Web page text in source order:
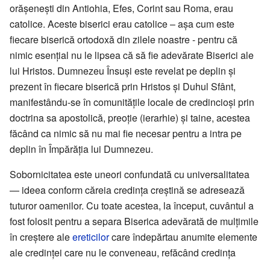
orășenești din Antiohia, Efes, Corint sau Roma, erau
catolice. Aceste biserici erau catolice – așa cum este
fiecare biserică ortodoxă din zilele noastre - pentru că
nimic esențial nu le lipsea că să fie adevărate Biserici ale
lui Hristos. Dumnezeu Însuși este revelat pe deplin și
prezent în fiecare biserică prin Hristos și Duhul Sfânt,
manifestându-se în comunitățile locale de credincioși prin
doctrina sa apostolică, preoție (ierarhie) și taine, acestea
făcând ca nimic să nu mai fie necesar pentru a intra pe
deplin în Împărăția lui Dumnezeu.
Sobornicitatea este uneori confundată cu universalitatea
— ideea conform căreia credința creștină se adresează
tuturor oamenilor. Cu toate acestea, la început, cuvântul a
fost folosit pentru a separa Biserica adevărată de mulțimile
în creștere aleereticilorcare îndepărtau anumite elemente
ale credinței care nu le conveneau, refăcând credința